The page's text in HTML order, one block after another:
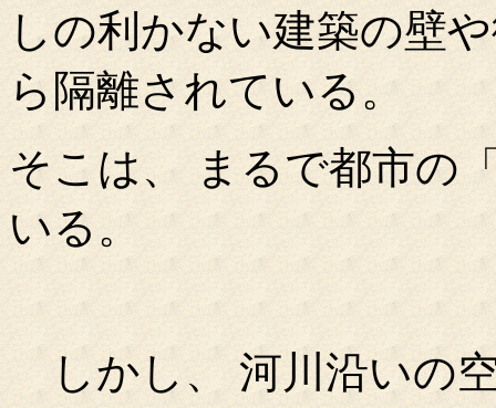
しの利かない建築の壁
ら隔離されている。
そこは、 まるで都市の
いる。
しかし、 河川沿いの